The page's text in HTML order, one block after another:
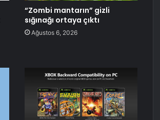
“Zombi mantarın” gizli
sığınağı ortaya çıktı
Ağustos 6, 2026